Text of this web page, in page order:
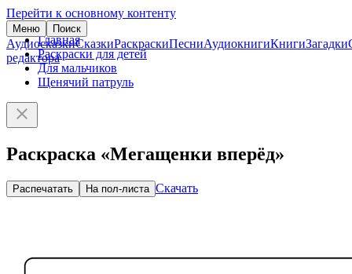
Перейти к основному контенту
Меню Поиск
АудиосказкиСказкиРаскраскиПесниАудиокнигиКнигиЗагадки
редактора
Главная
Раскраски для детей
Для мальчиков
Щенячий патруль
Раскраска «Мегащенки вперёд»
Распечатать На пол-листа Скачать